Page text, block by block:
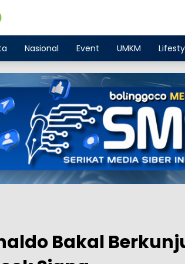
Nasional Event UMKM
Bakal